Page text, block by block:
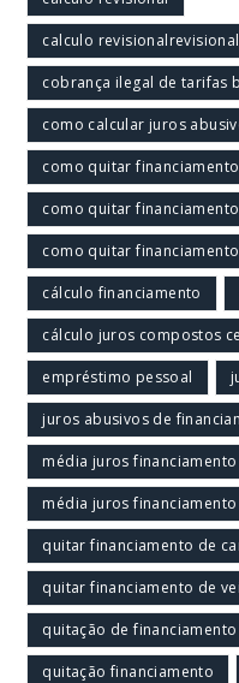
calculo
cobrança ilegal de tarifas
como calcular juros
como quitar
como quitar
como quitar
cálculo financiamento
cálculo juros compostos
empréstimo pessoal
juros abusivos de
média juros financiamento
média juros
quitar financiamento de
quitar financiamento de
quitação de
quitação financiamento